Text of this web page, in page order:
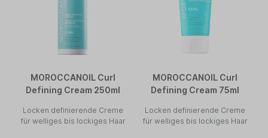
MOROCCANOIL Curl
Defining Cream 250ml
Locken definierende Creme
für welliges bis lockiges Haar
MOROCCANOIL Curl
Defining Cream 75ml
Locken definierende Creme
für welliges bis lockiges Haar